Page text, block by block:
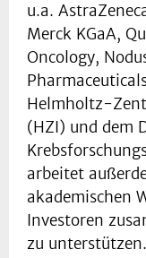
u.a.
Merck KGaA,
Oncology,
Helmholtz-
(HZI) und dem
arbeitet
akademischen
Investoren
zu unterstützen.